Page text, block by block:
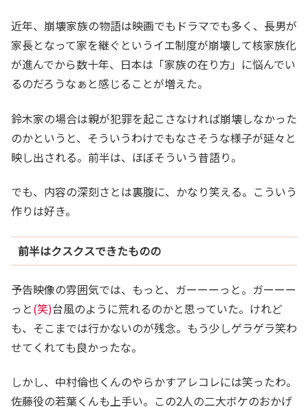
近年、崩壊家族の物語は映画でもドラマでも多く、長男が
家長となって家を継ぐというイエ制度が崩壊して核家族化
が進んでから数十年、日本は「家族の在り方」に悩んでい
るのだろうなぁと感じることが増えた。
鈴木家の場合は親が犯罪を起こさなければ崩壊しなかった
のかというと、そういうわけでもなさそうな様子が延々と
映し出される。前半は、ほぼそういう昔語り。
でも、内容の深刻さとは裏腹に、かなり笑える。こういう
作りは好き。
前半はクスクスできたものの
予告映像の雰囲気では、もっと、ガーーーっと。ガーーー
っと(笑)台風のように荒れるのかと思っていた。けれど
も、そこまでは行かないのが残念。もう少しゲラゲラ笑わ
せてくれても良かったな。
しかし、中村倫也くんのやらかすアレコレには笑ったわ。
佐藤役の若葉くんも上手い。この2人の二大ボケのおかげ